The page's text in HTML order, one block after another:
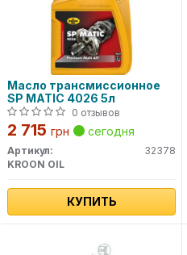
Масло трансмиссионное
SP MATIC 4026 5л
0 отзывов
2 715 грн сегодня
Артикул:
32378
KROON OIL
КУПИТЬ